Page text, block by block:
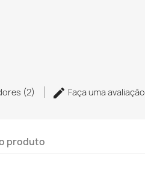
(2) Faça uma avaliação
produto